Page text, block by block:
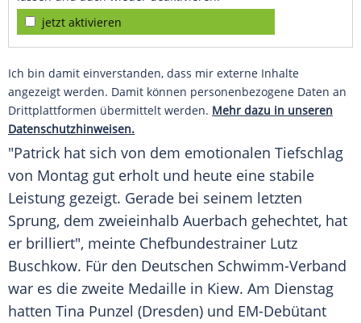
jetzt aktivieren
Ich bin damit einverstanden, dass mir externe Inhalte
angezeigt werden. Damit können personenbezogene Daten an
Drittplattformen übermittelt werden. Mehr dazu in unseren
Datenschutzhinweisen.
"Patrick hat sich von dem emotionalen Tiefschlag
von Montag gut erholt und heute eine stabile
Leistung gezeigt. Gerade bei seinem letzten
Sprung, dem zweieinhalb Auerbach gehechtet, hat
er brilliert", meinte Chefbundestrainer Lutz
Buschkow. Für den Deutschen Schwimm-Verband
war es die zweite Medaille in Kiew. Am Dienstag
hatten Tina Punzel (Dresden) und EM-Debütant